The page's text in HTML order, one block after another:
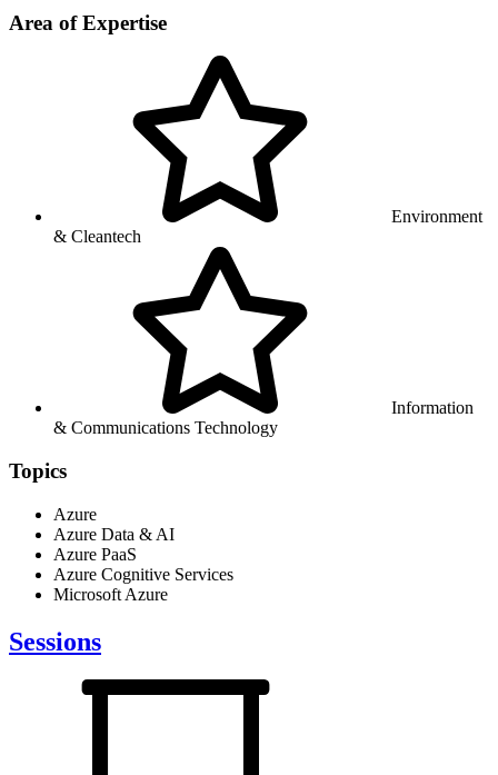
Area of Expertise
Environment
& Cleantech
Information
& Communications Technology
Topics
Azure
Azure Data & AI
Azure PaaS
Azure Cognitive Services
Microsoft Azure
Sessions